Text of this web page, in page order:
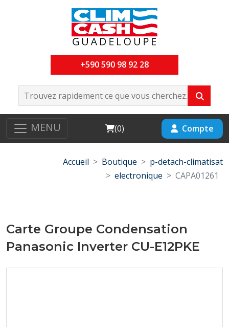
+590 590 98 92 28
MENU Cart
(0) Compte
Accueil Boutique
p-detach-climatisat
electronique
CAPA01261
Carte Groupe Condensation
Panasonic Inverter CU-E12PKE